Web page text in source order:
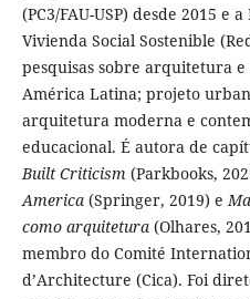
(PC3/FAU-USP) desde 2015 e
Vivienda Social Sostenible
pesquisas sobre arquitetura
América Latina; projeto
arquitetura moderna e
educacional. É autora de
Built Criticism (Parkbooks,
America(Springer, 2019) e
como arquitetura(Olhares,
membro do Comité
d’Architecture (Cica). Foi